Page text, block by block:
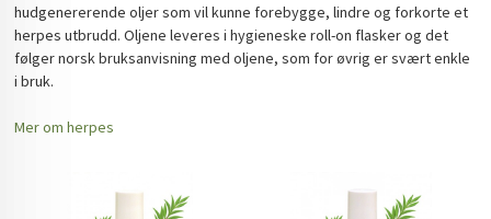
hudgenererende oljer som vil kunne forebygge, lindre og forkorte et
herpes utbrudd. Oljene leveres i hygieneske roll-on flasker og det
følger norsk bruksanvisning med oljene, som for øvrig er svært enkle
i bruk.
Mer om herpes